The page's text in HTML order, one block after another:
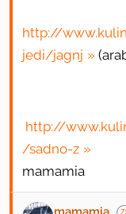
http://
jedi/jagnj
http://
/sadno-z
mamamia